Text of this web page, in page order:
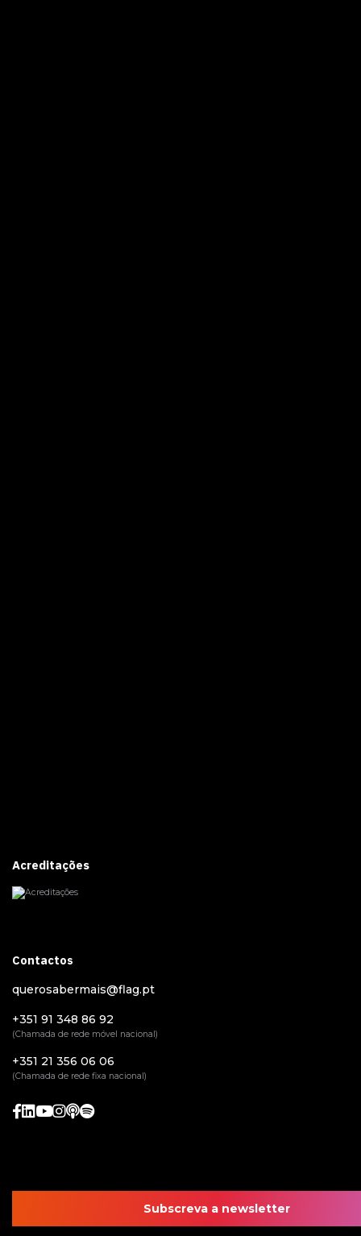
Acreditações
Contactos
querosabermais@flag.pt
+351 91 348 86 92
(Chamada de rede móvel nacional)
+351 21 356 06 06
(Chamada de rede fixa nacional)
Subscreva a newsletter